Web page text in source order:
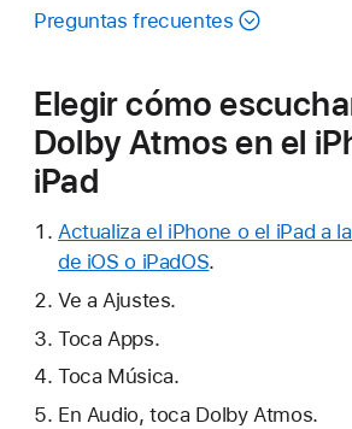
Preguntas frecuentes
Elegir cómo
Dolby Atmos en el
iPad
Actualiza el iPhone o el iPad a
de iOS o iPadOS.
Ve a Ajustes.
Toca Apps.
Toca Música.
En Audio, toca Dolby Atmos.